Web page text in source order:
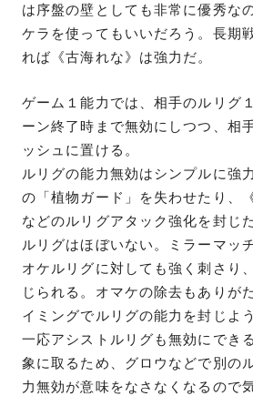
は序盤の壁としても非常に優秀な
ケラを使ってもいいだろう。長期
れば《古海れな》は強力だ。
ゲーム１能力では、相手のルリグ
ーン終了時まで無効にしつつ、相
ッシュに置ける。
ルリグの能力無効はシンプルに強
の「植物ガード」を失わせたり、
などのルリグアタック強化を封じ
ルリグはほぼいない。ミラーマッ
オケルリグに対しても強く刺さり
じられる。オマケの除去もありが
イミングでルリグの能力を封じよう
一応アシストルリグも無効にでき
象に取るため、グロウなどで別の
力無効が意味をなさなくなるので